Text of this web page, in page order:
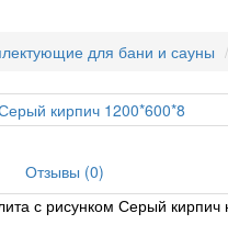
для бани и сауны
Отзывы (0)
с рисунком Серый